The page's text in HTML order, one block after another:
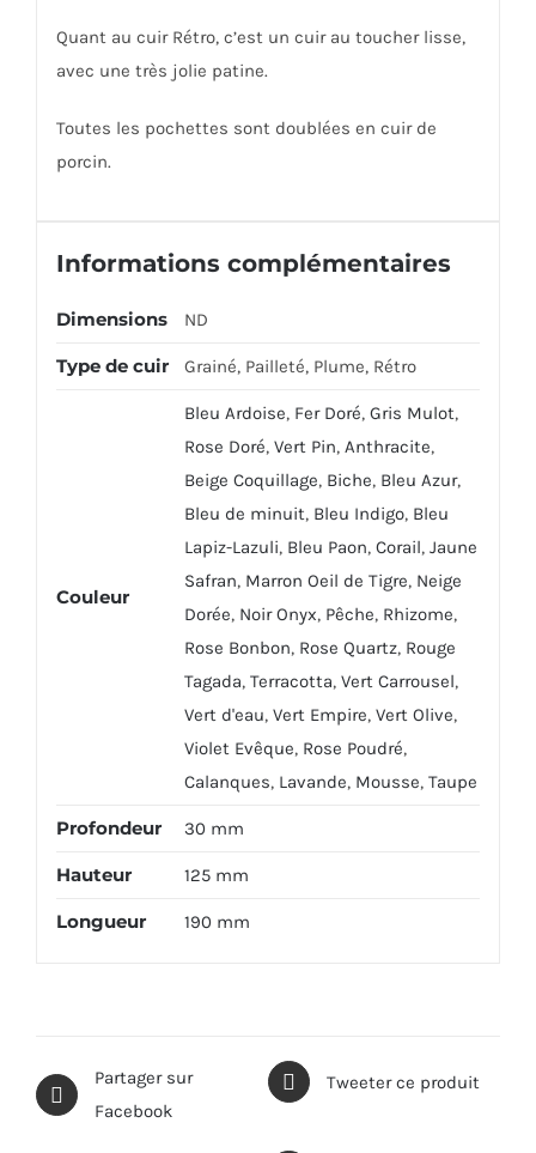
Quant au cuir Rétro, c’est un cuir au toucher lisse,
avec une très jolie patine.
Toutes les pochettes sont doublées en cuir de
porcin.
Informations complémentaires
Dimensions ND
Type de cuir Grainé, Pailleté, Plume, Rétro
Couleur
Bleu Ardoise, Fer Doré, Gris Mulot,
Rose Doré, Vert Pin, Anthracite,
Beige Coquillage, Biche, Bleu Azur,
Bleu de minuit, Bleu Indigo, Bleu
Lapiz-Lazuli, Bleu Paon, Corail, Jaune
Safran, Marron Oeil de Tigre, Neige
Dorée, Noir Onyx, Pêche, Rhizome,
Rose Bonbon, Rose Quartz, Rouge
Tagada, Terracotta, Vert Carrousel,
Vert d'eau, Vert Empire, Vert Olive,
Violet Evêque, Rose Poudré,
Calanques, Lavande, Mousse, Taupe
Profondeur 30 mm
Hauteur 125 mm
Longueur 190 mm
Partager sur
Facebook
Tweeter ce produit